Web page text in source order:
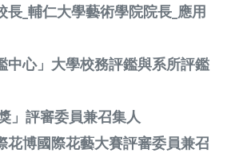
_輔仁大學藝術學院院長_應用
中心」大學校務評鑑與系所評鑑
」評審委員兼召集人
花博國際花藝大賽評審委員兼召